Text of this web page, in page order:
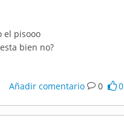
el pisooo
bien no?
Añadir comentario 0 0